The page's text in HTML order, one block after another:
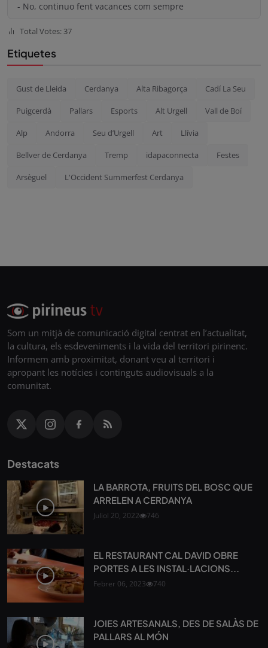
- No, continuo fent vacances com sempre
Total Votes: 37
Etiquetes
Gust de Lleida Cerdanya Alta Ribagorça Cadí La Seu
Puigcerdà Pallars Esports Alt Urgell Vall de Boí
Alp Andorra Seu d’Urgell Art Llívia
Bellver de Cerdanya Tremp idapaconnecta Festes
Arsèguel L'Occident Summerfest Cerdanya
Som un mitjà de comunicació digital centrat en l’actualitat,
la cultura, els esdeveniments i la vida del territori pirinenc.
Informem amb proximitat, donant veu al territori i
apropant les notícies i continguts audiovisuals a la
comunitat.
Destacats
LA BARROTA, FRUITS DEL BOSC QUE
ARRELEN A CERDANYA
Juliol 20, 2022 746
EL RESTAURANT CAL DAVID OBRE
PORTES A LES INSTAL·LACIONS...
Febrer 06, 2023 740
JOIES ARTESANALS, DES DE SALÀS DE
PALLARS AL MÓN